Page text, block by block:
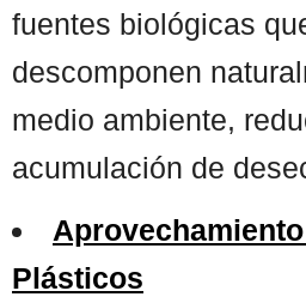
fuentes biológicas
descomponen
medio ambiente,
acumulación de
Plásticos